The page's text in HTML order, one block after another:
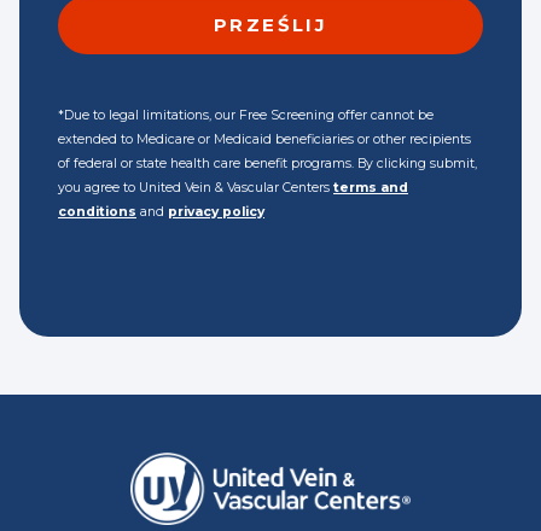
*Due to legal limitations, our Free Screening offer cannot be
extended to Medicare or Medicaid beneficiaries or other recipients
of federal or state health care benefit programs. By clicking submit,
you agree to United Vein & Vascular Centers terms and
conditions and privacy policy